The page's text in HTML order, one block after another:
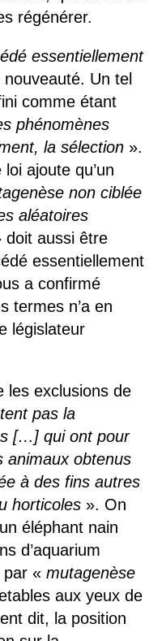
régénérer.
essentiellement
Un tel
comme étant
phénomènes
la sélection».
ajoute qu’un
non ciblée
aléatoires
aussi être
essentiellement
a confirmé
termes n’a en
législateur
les exclusions de
pas la
[…] qui ont pour
animaux obtenus
à des fins autres
horticoles». On
éléphant nain
d’aquarium
par « mutagenèse
aux yeux de
dit, la position